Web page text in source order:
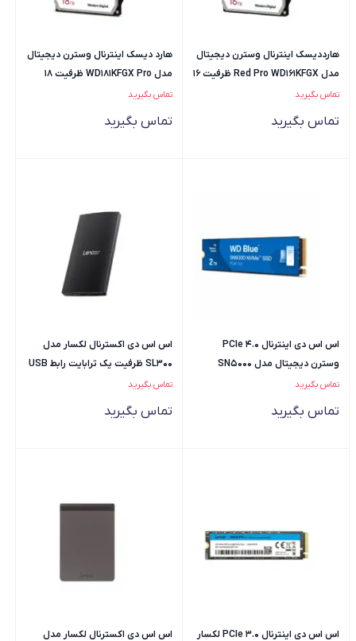
هارددیسک اینترنال وسترن دیجیتال
مدل Red Pro WD161KFGX ظرفیت 16
ترابایت
تماس بگیرید
تماس بگیرید
هارد دیسک اینترنال وسترن دیجیتال
مدل WD181KFGX Pro ظرفیت 18
ترابایت
تماس بگیرید
تماس بگیرید
اس اس دی اینترنال PCIe 4.0
وسترن دیجیتال مدل SN5000
ظرفیت دو ترابایت
تماس بگیرید
تماس بگیرید
اس اس دی اکسترنال لکسار مدل
SL300 ظرفیت یک ترابایت رابط USB
Type-A 3.2
تماس بگیرید
تماس بگیرید
اس اس دی اینترنال PCIe 3.0 لکسار اس اس دی اکسترنال لکسار مدل